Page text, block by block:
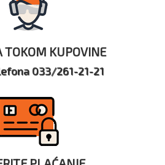
TOKOM KUPOVINE
033/261-21-21